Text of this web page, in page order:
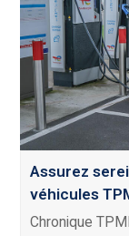
Assurez
véhicules
Chronique